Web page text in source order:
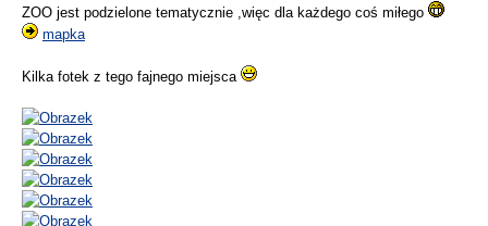
ZOO jest podzielone tematycznie ,więc dla każdego coś miłego
mapka
Kilka fotek z tego fajnego miejsca